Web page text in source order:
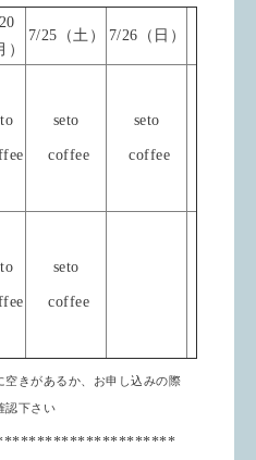
）
7/25（土） 7/26（日）
seto
coffee
seto
coffee
seto
coffee
空きがあるか、お申し込みの際
認下さい